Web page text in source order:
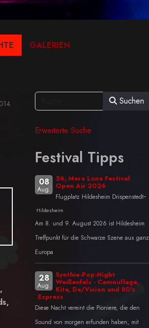
GALERIEN
Suchen
Erweiterte Suche
Festival Tipps
08
Aug.
26. Mera Luna Festival
Open Air 2026
Flugplatz Hildesheim Drispenstedt-
Hildesheim
Am 8. und 9. August 2026 ist Hildesheim
Treffpunkt für die Schwarze Szene aus ganz
Europa
28
Aug.
Synthie-Pop-Night
Weißenfels - Camouflage,
Kite, De/Vision und 80's
Express
Diese Nacht vereint die Pioniere, die den
Sound von morgen erfunden haben, mit